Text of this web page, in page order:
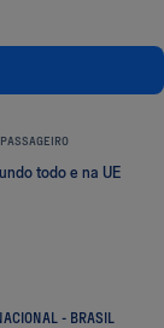
todo e na UE
- BRASIL